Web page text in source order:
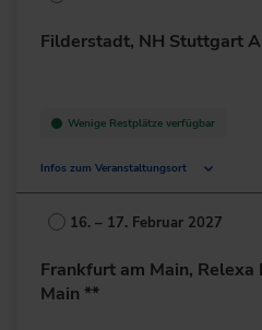
Filderstadt, NH Stuttgart
Wenige Restplätze verfügbar
Infos zum Veranstaltungsort
Bonländer Hauptstr. 145
70794 Filderstadt
+49 711/7781-0
16. – 17. Februar 2027
Frankfurt am Main,
Main **